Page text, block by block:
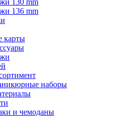
136 mm
карты
наборы
и чемоданы